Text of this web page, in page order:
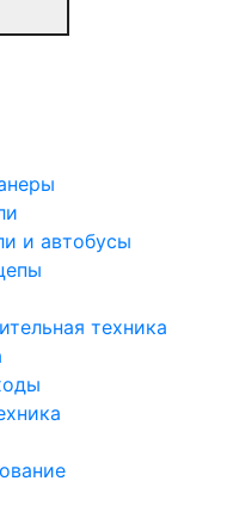
и автобусы
техника